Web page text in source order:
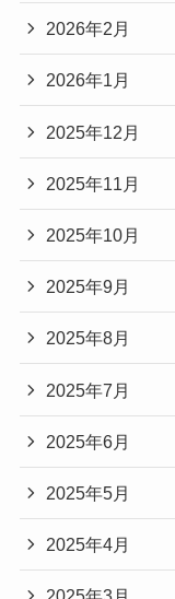
2026年2月
2026年1月
2025年12月
2025年11月
2025年10月
2025年9月
2025年8月
2025年7月
2025年6月
2025年5月
2025年4月